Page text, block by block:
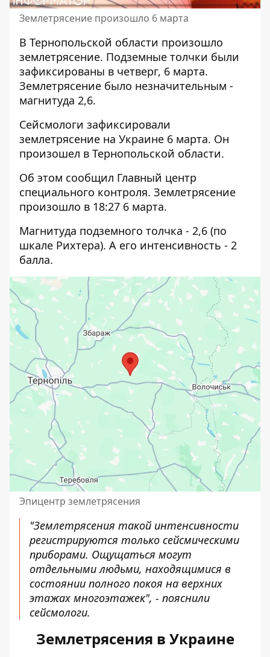
Землетрясение произошло 6 марта
В Тернопольской области произошло
землетрясение. Подземные толчки были
зафиксированы в четверг, 6 марта.
Землетрясение было незначительным -
магнитуда 2,6.
Сейсмологи зафиксировали
землетрясение на Украине 6 марта. Он
произошел в Тернопольской области.
Об этом сообщил Главный центр
специального контроля. Землетрясение
произошло в 18:27 6 марта.
Магнитуда подземного толчка - 2,6 (по
шкале Рихтера). А его интенсивность - 2
балла.
Эпицентр землетрясения
"Землетрясения такой интенсивности
регистрируются только сейсмическими
приборами. Ощущаться могут
отдельными людьми, находящимися в
состоянии полного покоя на верхних
этажах многоэтажек", - пояснили
сейсмологи.
Землетрясения в Украине